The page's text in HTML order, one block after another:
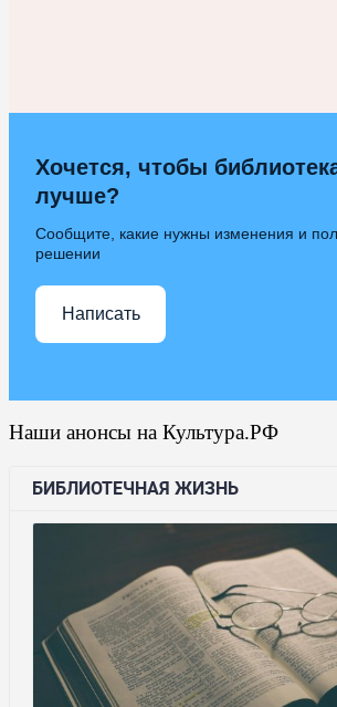
Хочется, чтобы
лучше?
Сообщите, какие нужны изменения и
решении
Написать
Наши анонсы на Культура.РФ